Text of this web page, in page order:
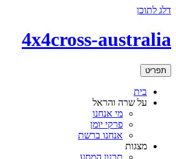
דלג לתוכן
4x4cross-australia
תפריט
בית
על שרה והראל
מי אנחנו
פרקי יומן
אנחנו ברשת
מצגות
תכנון המסע